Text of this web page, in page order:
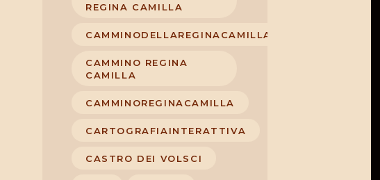
REGINA CAMILLA
CAMMINODELLAREGINACAMILLA
CAMMINO REGINA
CAMILLA
CAMMINOREGINACAMILLA
CARTOGRAFIAINTERATTIVA
CASTRO DEI VOLSCI